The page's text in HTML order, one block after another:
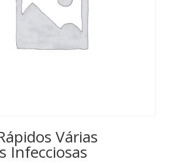
Várias
Infecciosas